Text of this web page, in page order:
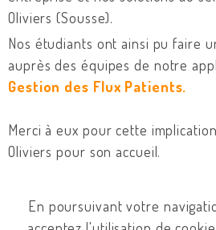
Oliviers (Sousse).
Nos étudiants ont ainsi pu faire
auprès des équipes de notre
Gestion des Flux Patients.
Merci à eux pour cette
Oliviers pour son accueil.
avec qui nous entretenons un
En poursuivant votre